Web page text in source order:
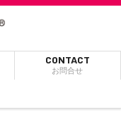
CONTACT
お問合せ